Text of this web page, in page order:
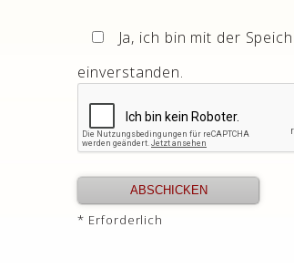
Ja, ich bin mit der
einverstanden.
* Erforderlich